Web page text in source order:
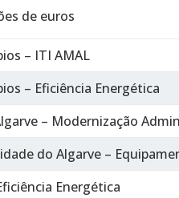
de euros
– ITI AMAL
– Eficiência Energética
– Modernização
do Algarve –
Energética